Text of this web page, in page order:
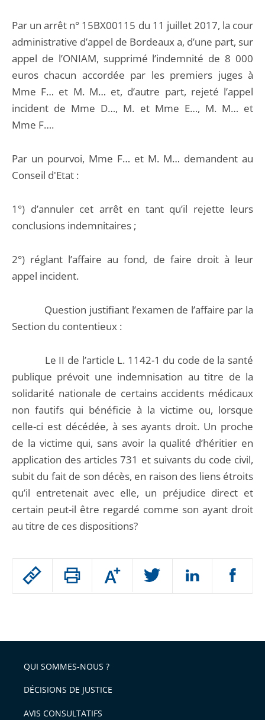
Passer
arriver
après
Augmenter
ou
l'article
pour
Par un arrêt n° 15BX00115 du 11 juillet 2017, la cour
administrative d’appel de Bordeaux a, d’une part, sur
appel de l’ONIAM, supprimé l’indemnité de 8 000
euros chacun accordée par les premiers juges à
Mme F… et M. M… et, d’autre part, rejeté l’appel
incident de Mme D…, M. et Mme E…, M. M… et
Mme F….
Par un pourvoi, Mme F… et M. M… demandent au
Conseil d'Etat :
1°) d’annuler cet arrêt en tant qu’il rejette leurs
conclusions indemnitaires ;
2°) réglant l’affaire au fond, de faire droit à leur
appel incident.
Question justifiant l’examen de l’affaire par la
Section du contentieux :
Le II de l’article L. 1142-1 du code de la santé
publique prévoit une indemnisation au titre de la
solidarité nationale de certains accidents médicaux
non fautifs qui bénéficie à la victime ou, lorsque
celle-ci est décédée, à ses ayants droit. Un proche
de la victime qui, sans avoir la qualité d’héritier en
application des articles 731 et suivants du code civil,
subit du fait de son décès, en raison des liens étroits
qu’il entretenait avec elle, un préjudice direct et
certain peut-il être regardé comme son ayant droit
au titre de ces dispositions?
QUI SOMMES-NOUS ?
DÉCISIONS DE JUSTICE
AVIS CONSULTATIFS